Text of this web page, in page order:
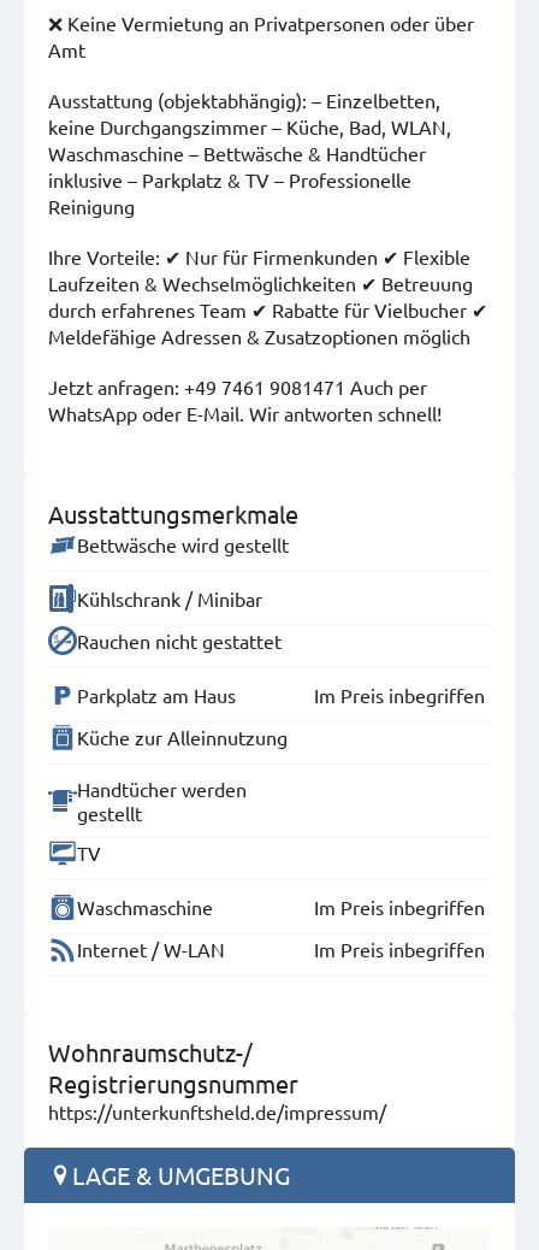
❌ Keine Vermietung an Privatpersonen oder über
Amt
Ausstattung (objektabhängig): – Einzelbetten,
keine Durchgangszimmer – Küche, Bad, WLAN,
Waschmaschine – Bettwäsche & Handtücher
inklusive – Parkplatz & TV – Professionelle
Reinigung
Ihre Vorteile: ✔ Nur für Firmenkunden ✔ Flexible
Laufzeiten & Wechselmöglichkeiten ✔ Betreuung
durch erfahrenes Team ✔ Rabatte für Vielbucher ✔
Meldefähige Adressen & Zusatzoptionen möglich
Jetzt anfragen: +49 7461 9081471 Auch per
WhatsApp oder E-Mail. Wir antworten schnell!
Ausstattungsmerkmale
Bettwäsche wird gestellt
Kühlschrank / Minibar
Rauchen nicht gestattet
Parkplatz am Haus
Im Preis inbegriffen
Küche zur Alleinnutzung
Handtücher werden
gestellt
TV
Waschmaschine
Im Preis inbegriffen
Internet / W-LAN
Im Preis inbegriffen
Wohnraumschutz-/
Registrierungsnummer
https://unterkunftsheld.de/impressum/
LAGE & UMGEBUNG